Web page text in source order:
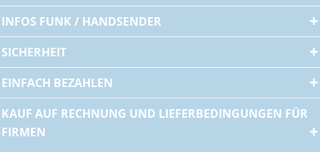
INFOS FUNK / HANDSENDER
SICHERHEIT
EINFACH BEZAHLEN
KAUF AUF RECHNUNG UND LIEFERBEDINGUNGEN FÜR
FIRMEN